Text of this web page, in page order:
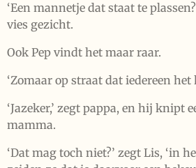
‘Een mannetje dat staat te
vies gezicht.
Ook Pep vindt het maar raar.
‘Zomaar op straat dat iedereen het
‘Jazeker,’ zegt pappa, en hij knipt
mamma.
‘Dat mag toch niet?’ zegt Lis, ‘in